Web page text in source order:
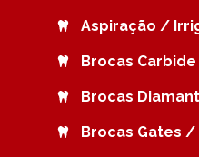
Aspiração /
Brocas Carbide
Brocas
Brocas Gates /